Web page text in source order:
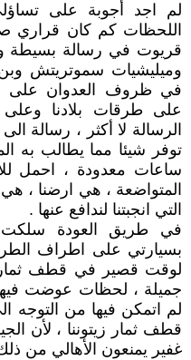
لم اجد أجوبة على
اللحظات كم كان قراري
قريوت في رسالة بسيطة
وميليشيات سموتريتش
في ظروف العدوان على
على طرقات بلادنا
الرسالة لا أكثر ، رسالة
توفر شيئا مما يطالب به
ساعات معدودة ، احمل
المتواضعة ، هي ارضنا ، هي
التي انجبتنا لندافع عنها .
في طريق العودة
بسيارتي على اطراف
لوقت قصير في قطف ثمار
جميلة ، لحظات عوضت
لم اتمكن فيها من التوجه
قطف ثمار زيتوننا ، لأن
غفير يمنعون الأهالي من